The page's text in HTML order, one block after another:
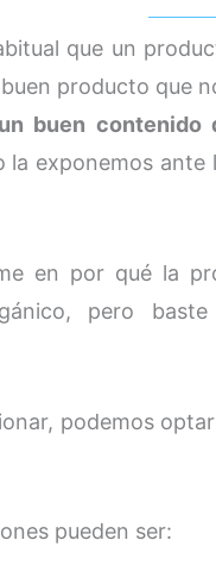
que un
producto que
buen contenido
exponemos ante
en por qué la
pero
podemos
pueden ser: